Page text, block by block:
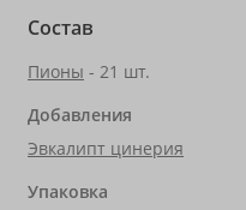
Состав
Пионы - 21 шт.
Добавления
Эвкалипт цинерия
Упаковка